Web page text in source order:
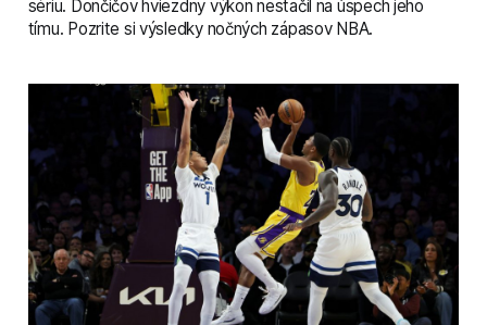
sériu. Dončičov hviezdny výkon nestačil na úspech jeho
tímu. Pozrite si výsledky nočných zápasov NBA.